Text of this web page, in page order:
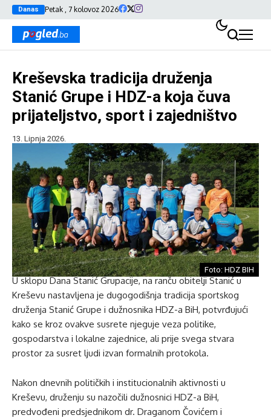
Danas Petak , 7 kolovoz 2026
Kreševska tradicija druženja
Stanić Grupe i HDZ-a koja čuva
prijateljstvo, sport i zajedništvo
13. Lipnja 2026.
Foto: HDZ BIH
U sklopu Dana Stanić Grupacije, na ranču obitelji Stanić u
Kreševu nastavljena je dugogodišnja tradicija sportskog
druženja Stanić Grupe i dužnosnika HDZ-a BiH, potvrđujući
kako se kroz ovakve susrete njeguje veza politike,
gospodarstva i lokalne zajednice, ali prije svega stvara
prostor za susret ljudi izvan formalnih protokola.
Nakon dnevnih političkih i institucionalnih aktivnosti u
Kreševu, druženju su nazočili dužnosnici HDZ-a BiH,
predvođeni predsjednikom dr. Draganom Čovićem i